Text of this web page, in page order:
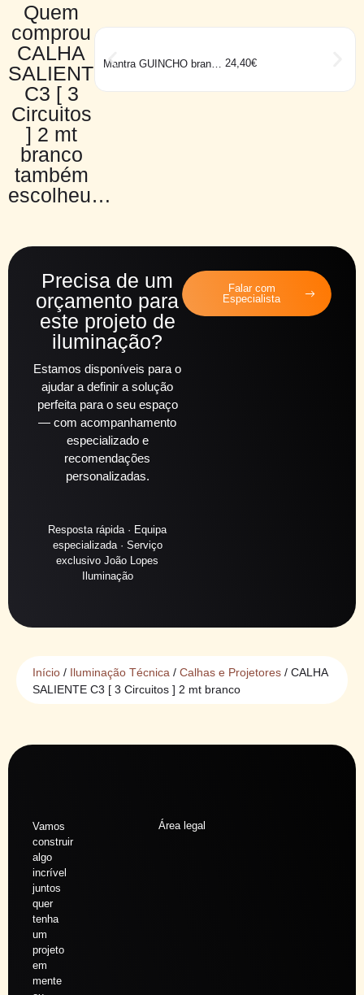
Quem
comprou
CALHA
SALIENTE
C3 [ 3
Circuitos
] 2 mt
branco
também
escolheu…
Mantra GUINCHO branco 24,40€
Precisa de um
orçamento para
este projeto de
iluminação?
Estamos disponíveis para o
ajudar a definir a solução
perfeita para o seu espaço
— com acompanhamento
especializado e
recomendações
personalizadas.
Resposta rápida · Equipa
especializada · Serviço
exclusivo João Lopes
Iluminação
Falar com
Especialista
Início / Iluminação Técnica / Calhas e Projetores / CALHA
SALIENTE C3 [ 3 Circuitos ] 2 mt branco
Vamos
construir
algo
incrível
juntos
quer
tenha
um
projeto
em
mente
Área legal